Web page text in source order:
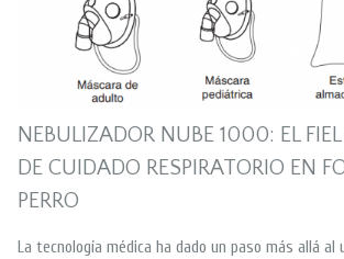
NEBULIZADOR NUBE 1000: EL
DE CUIDADO RESPIRATORIO EN
PERRO
La tecnología médica ha dado un paso más allá al